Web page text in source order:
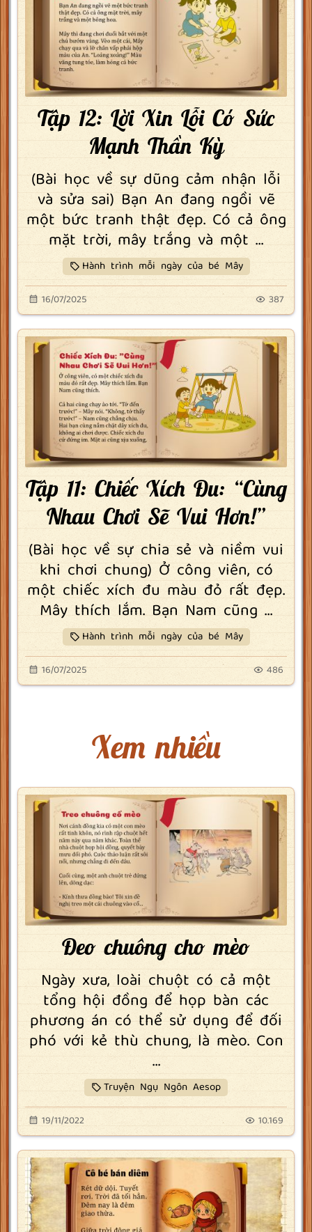
Tập 12: Lời Xin Lỗi Có Sức
Mạnh Thần Kỳ
(Bài học về sự dũng cảm nhận lỗi
và sửa sai) Bạn An đang ngồi vẽ
một bức tranh thật đẹp. Có cả ông
mặt trời, mây trắng và một ...
Hành trình mỗi ngày của bé Mây
16/07/2025 387
Tập 11: Chiếc Xích Đu: “Cùng
Nhau Chơi Sẽ Vui Hơn!”
(Bài học về sự chia sẻ và niềm vui
khi chơi chung) Ở công viên, có
một chiếc xích đu màu đỏ rất đẹp.
Mây thích lắm. Bạn Nam cũng ...
Hành trình mỗi ngày của bé Mây
16/07/2025 486
Xem nhiều
Đeo chuông cho mèo
Ngày xưa, loài chuột có cả một
tổng hội đồng để họp bàn các
phương án có thể sử dụng để đối
phó với kẻ thù chung, là mèo. Con
...
Truyện Ngụ Ngôn Aesop
19/11/2022 10.169